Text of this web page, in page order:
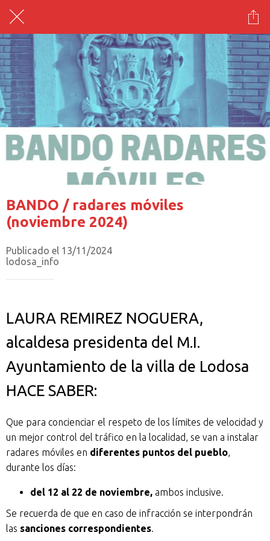
BANDO / radares móviles
(noviembre 2024)
Publicado el 13/11/2024
lodosa_info
LAURA REMIREZ NOGUERA,
alcaldesa presidenta del M.I.
Ayuntamiento de la villa de Lodosa
HACE SABER:
Que para concienciar el respeto de los límites de velocidad y
un mejor control del tráfico en la localidad, se van a instalar
radares móviles en diferentes puntos del pueblo,
durante los días:
del 12 al 22 de noviembre, ambos inclusive.
Se recuerda de que en caso de infracción se interpondrán
las sanciones correspondientes.